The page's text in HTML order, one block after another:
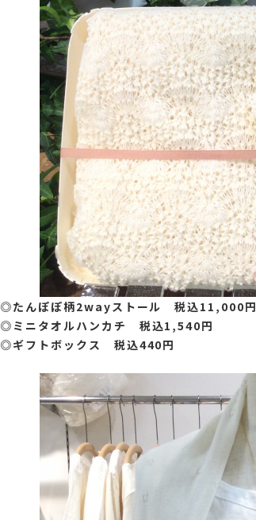
◎たんぽぽ柄2wayストール 税込11,000円
◎ミニタオルハンカチ 税込1,540円
◎ギフトボックス 税込440円